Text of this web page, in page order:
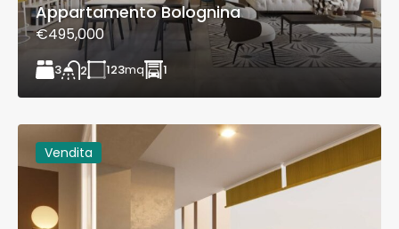
Appartamento Bolognina
€495,000
3 2 123mq 1
Vendita